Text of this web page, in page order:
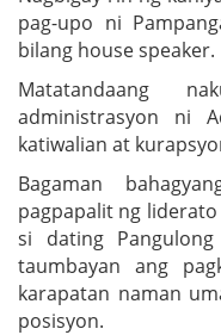
pag-upo ni
bilang house speaker.
Matatandaang
administrasyon ni
katiwalian at
Bagaman
pagpapalit ng
si dating
taumbayan ang
karapatan naman
posisyon.